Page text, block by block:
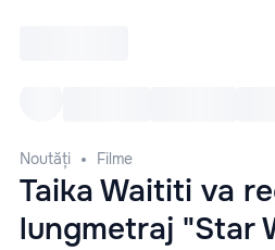
Noutăți Filme
Taika Waititi va
lungmetraj "Star